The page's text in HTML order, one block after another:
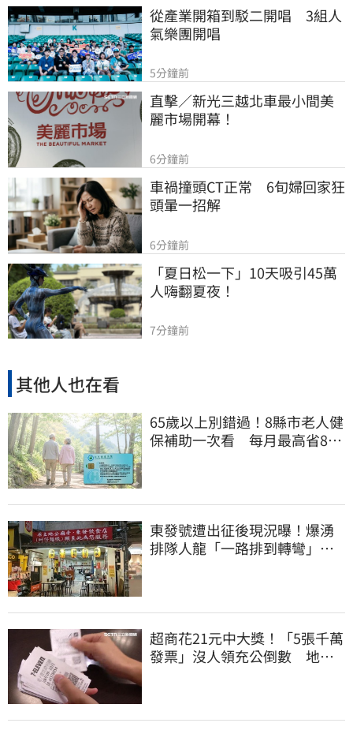
從產業開箱到駁二開唱　3組人
氣樂團開唱
5分鐘前
直擊／新光三越北車最小間美
麗市場開幕！
6分鐘前
車禍撞頭CT正常　6旬婦回家狂
頭暈一招解
6分鐘前
「夏日松一下」10天吸引45萬
人嗨翻夏夜！
7分鐘前
其他人也在看
65歲以上別錯過！8縣市老人健
保補助一次看 每月最高省826
東發號遭出征後現況曝！爆湧
排隊人龍「一路排到轉彎」
超商花21元中大獎！「5張千萬
發票」沒人領充公倒數 地點